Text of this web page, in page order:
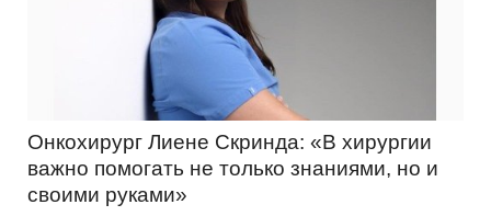
Онкохирург Лиене Скринда: «В хирургии
важно помогать не только знаниями, но и
своими руками»